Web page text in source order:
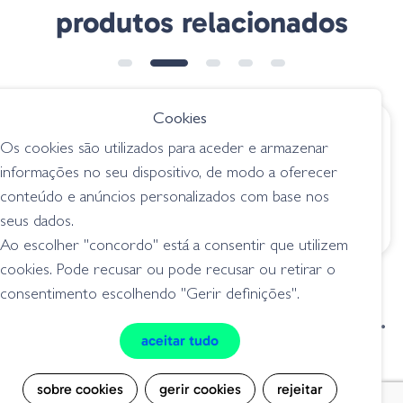
produtos relacionados
€ 7.50
Sakura Cajun
Chatterbait - JC08
Hot Chart
chatterbait
Zman The Original
Chatterbait - White
Chart
condições de venda
livro de reclamações
privacidade
cookies
Grilo Pesca - Loja de Pesca e Competição © Todos os direitos reservados |
Cookies
Os cookies são utilizados para aceder e armazenar
informações no seu dispositivo, de modo a oferecer
conteúdo e anúncios personalizados com base nos
seus dados.
Ao escolher "concordo" está a consentir que utilizem
cookies. Pode recusar ou pode recusar ou retirar o
consentimento escolhendo "Gerir definições".
aceitar tudo
sobre cookies gerir cookies rejeitar